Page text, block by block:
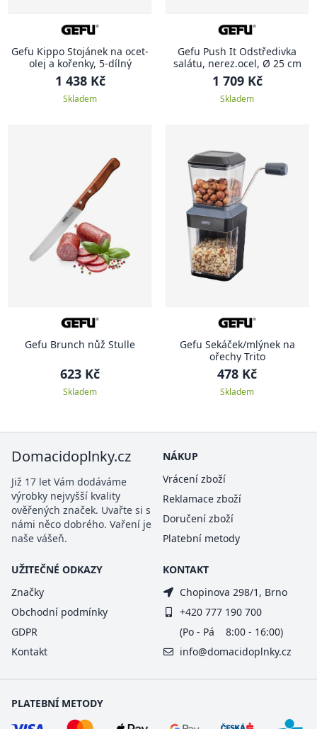
Gefu Kippo Stojánek na ocet-
olej a kořenky, 5-dílný
1 438 Kč
Skladem
Gefu Push It Odstředivka
salátu, nerez.ocel, Ø 25 cm
1 709 Kč
Skladem
Gefu Brunch nůž Stulle
623 Kč
Skladem
Gefu Sekáček/mlýnek na
ořechy Trito
478 Kč
Skladem
Domacidoplnky.cz
Již 17 let Vám dodáváme
výrobky nejvyšší kvality
ověřených značek. Uvařte si s
námi něco dobrého. Vaření je
naše vášeň.
NÁKUP
Vrácení zboží
Reklamace zboží
Doručení zboží
Platební metody
UŽITEČNÉ ODKAZY
Značky
Obchodní podmínky
GDPR
Kontakt
KONTAKT
Chopinova 298/1, Brno
+420 777 190 700
(Po - Pá 8:00 - 16:00)
info@domacidoplnky.cz
PLATEBNÍ METODY